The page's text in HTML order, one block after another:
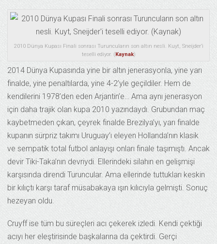
2010 Dünya Kupası Finali sonrası Turuncuların son altın nesli. Kuyt, Sneijder’i
teselli ediyor. (Kaynak)
2014 Dünya Kupasında yine bir altın jenerasyonla, yine yarı
finalde, yine penaltılarda, yine 4-2’yle geçildiler. Hem de
kendilerini 1978’den eden Arjantin’e… Ama aynı jenerasyon
için daha trajik olan kupa 2010 yazındaydı. Grubundan maç
kaybetmeden çıkan, çeyrek finalde Brezilya’yı, yarı finalde
kupanın sürpriz takımı Uruguay’ı eleyen Hollanda’nın klasik
ve sempatik total futbol anlayışı onları finale taşımıştı. Ancak
devir Tiki-Taka’nın devriydi. Ellerindeki silahın en gelişmişi
karşısında direndi Turuncular. Ama ellerinde tuttukları keskin
bir kılıçtı karşı taraf müsabakaya ışın kılıcıyla gelmişti. Sonuç
hezeyan oldu.
Cruyff ise tüm bu süreçleri acı çekerek izledi. Kendi çektiği
acıyı her eleştirisinde başkalarına da çektirdi. Gerçi